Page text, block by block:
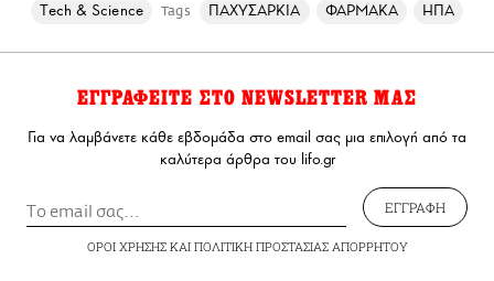
Τech & Science Tags ΠΑΧΥΣΑΡΚΙΑ ΦΑΡΜΑΚΑ ΗΠΑ
ΕΓΓΡΑΦΕΙΤΕ ΣΤΟ NEWSLETTER ΜΑΣ
Για να λαμβάνετε κάθε εβδομάδα στο email σας μια επιλογή από τα
καλύτερα άρθρα του lifo.gr
ΕΓΓΡΑΦΗ
ΟΡΟΙ ΧΡΗΣΗΣΚΑΙ ΠΟΛΙΤΙΚΗ ΠΡΟΣΤΑΣΙΑΣ ΑΠΟΡΡΗΤΟΥ